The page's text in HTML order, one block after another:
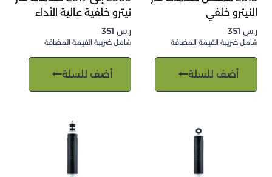
النيترو خلفي
ر.س
شامل ضريبة القيمة المضافة
أضف للسلة
نيترو خلفية عالية الأداء
ر.س
شامل ضريبة القيمة المضافة
أضف للسلة